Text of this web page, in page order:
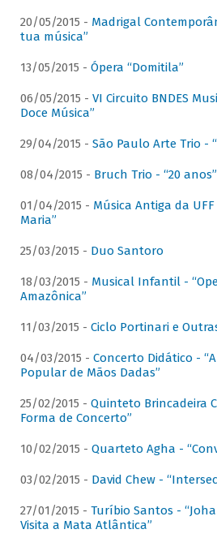
20/05/2015 - Madrigal
tua música”
13/05/2015 - Ópera “Domitila”
06/05/2015 - VI Circuito BNDES
Doce Música”
29/04/2015 - São Paulo Arte Trio -
08/04/2015 - Bruch Trio - “20 anos”
01/04/2015 - Música Antiga da
Maria”
25/03/2015 - Duo Santoro
18/03/2015 - Musical Infantil -
Amazônica”
11/03/2015 - Ciclo Portinari e
04/03/2015 - Concerto Didático -
Popular de Mãos Dadas”
25/02/2015 - Quinteto Brincadeira
Forma de Concerto”
10/02/2015 - Quarteto Agha -
03/02/2015 - David Chew -
27/01/2015 - Turíbio Santos -
Visita a Mata Atlântica”